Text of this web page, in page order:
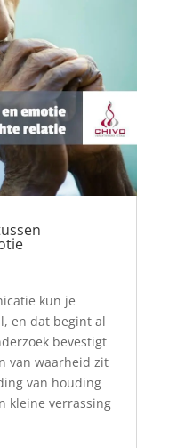
kun je
en dat begint al
bevestigt
van waarheid zit
van houding
kleine verrassing